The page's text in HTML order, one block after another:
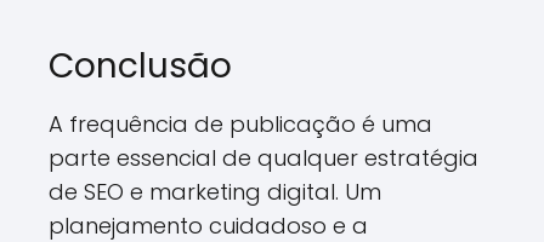
Conclusão
A frequência de publicação é uma
parte essencial de qualquer estratégia
de SEO e marketing digital. Um
planejamento cuidadoso e a